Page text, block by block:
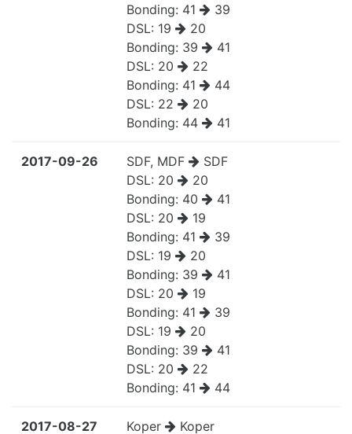
Bonding: 41
39
DSL: 19
20
Bonding: 39
41
DSL: 20
22
Bonding: 41
44
DSL: 22
20
Bonding: 44 41
2017-09-26 SDF, MDF
SDF
DSL: 20
20
Bonding: 40
41
DSL: 20
19
Bonding: 41
39
DSL: 19
20
Bonding: 39
41
DSL: 20
19
Bonding: 41
39
DSL: 19
20
Bonding: 39
41
DSL: 20
22
Bonding: 41 44
2017-08-27 Koper
Koper